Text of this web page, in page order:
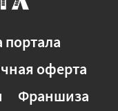
портала
оферта
Франшиза